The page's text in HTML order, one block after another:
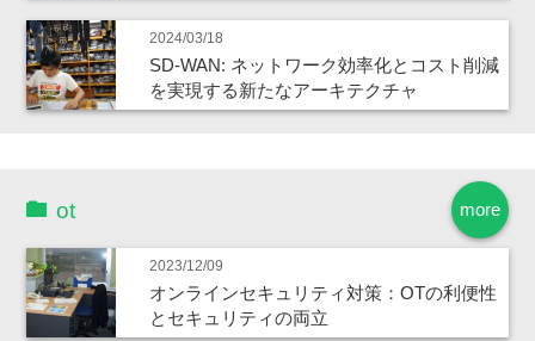
2024/03/18
SD-WAN: ネットワーク効率化とコスト削減
を実現する新たなアーキテクチャ
more
ot
2023/12/09
オンラインセキュリティ対策：OTの利便性
とセキュリティの両立